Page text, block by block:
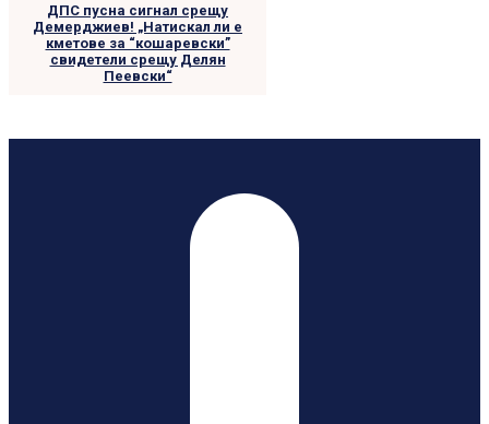
ДПС пусна сигнал срещу
Демерджиев! „Натискал ли е
кметове за “кошаревски”
свидетели срещу Делян
Пеевски“